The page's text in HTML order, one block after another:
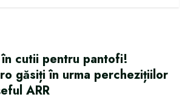
în cutii pentru pantofi!
găsiți în urma perchezițiilor
ARR